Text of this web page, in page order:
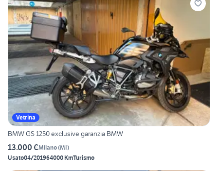
Vetrina
BMW GS 1250 exclusive garanzia BMW
13.000 €Milano(MI)
Usato04/201964000 KmTurismo